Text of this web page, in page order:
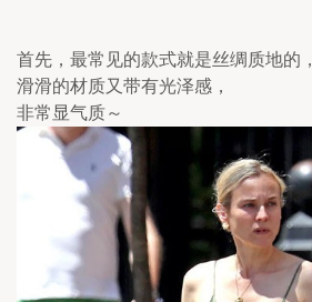
首先，最常见的款式就是丝绸质地的，
滑滑的材质又带有光泽感，
非常显气质～